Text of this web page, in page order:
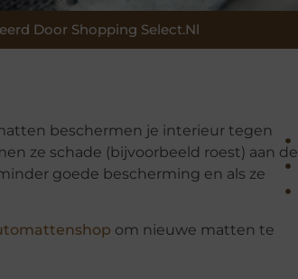
Door Shopping Select.nl
beschermen je interieur tegen
ze schade (bijvoorbeeld roest) aan de
goede bescherming en als ze
om nieuwe matten te